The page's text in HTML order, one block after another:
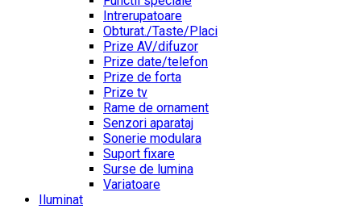
Intrerupatoare
Obturat./Taste/Placi
Prize AV/difuzor
Prize date/telefon
Prize de forta
Prize tv
Rame de ornament
Senzori aparataj
Sonerie modulara
Suport fixare
Surse de lumina
Variatoare
Iluminat